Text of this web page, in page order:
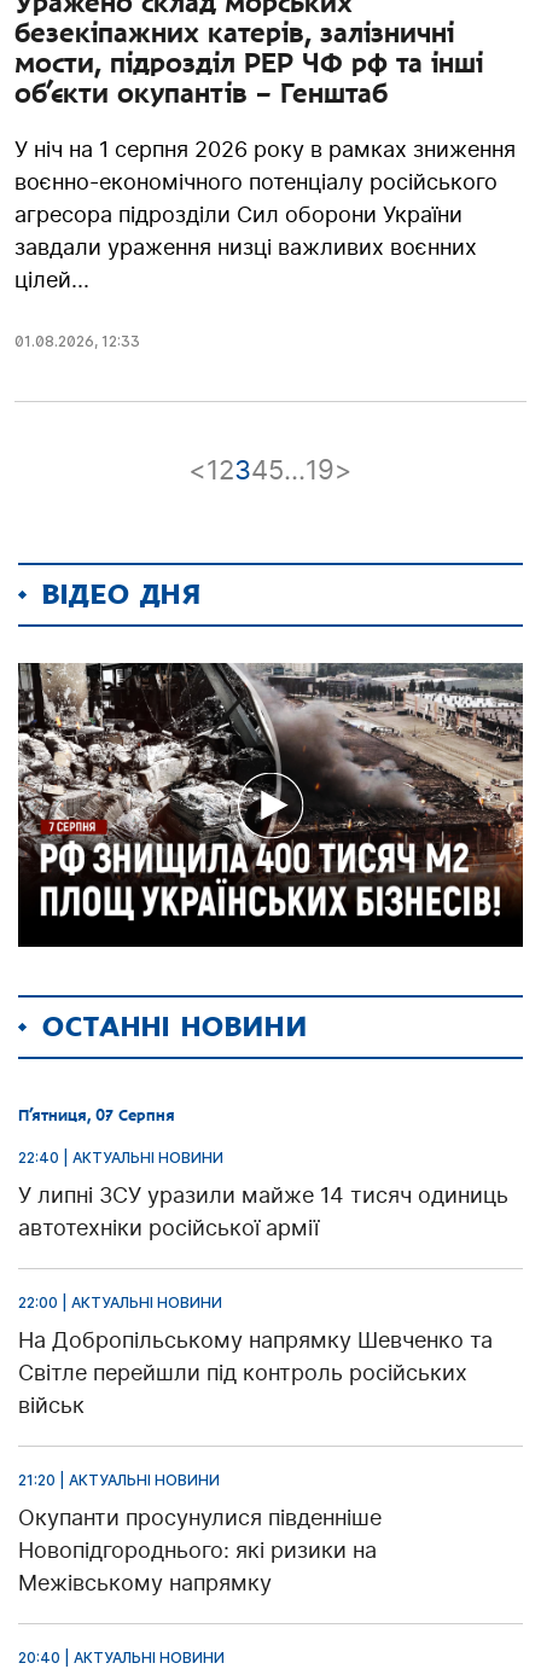
безекіпажних катерів, залізничні
мости, підрозділ РЕР ЧФ рф та інші
об’єкти окупантів – Генштаб
У ніч на 1 серпня 2026 року в рамках зниження
воєнно-економічного потенціалу російського
агресора підрозділи Сил оборони України
завдали ураження низці важливих воєнних
цілей...
01.08.2026, 12:33
<12345…19>
ВІДЕО ДНЯ
ОСТАННІ НОВИНИ
П’ятниця, 07 Серпня
22:40 | АКТУАЛЬНІ НОВИНИ
У липні ЗСУ уразили майже 14 тисяч одиниць
автотехніки російської армії
22:00 | АКТУАЛЬНІ НОВИНИ
На Добропільському напрямку Шевченко та
Світле перейшли під контроль російських
військ
21:20 | АКТУАЛЬНІ НОВИНИ
Окупанти просунулися південніше
Новопідгороднього: які ризики на
Межівському напрямку
20:40 | АКТУАЛЬНІ НОВИНИ